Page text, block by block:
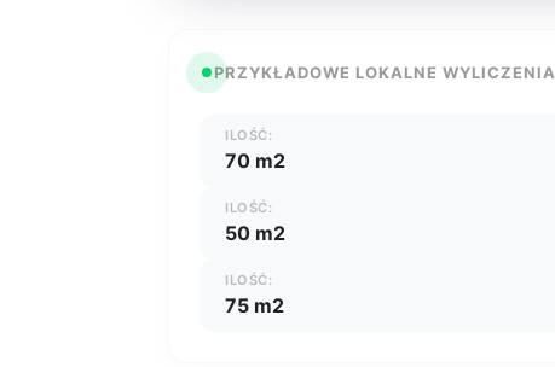
PRZYKŁADOWE LOKALNE WYLICZENIA
ILOŚĆ:
70 m2
ILOŚĆ:
50 m2
ILOŚĆ:
75 m2